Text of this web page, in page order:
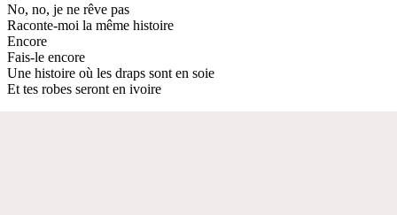
No, no, je ne rêve pas
Raconte-moi la même histoire
Encore
Fais-le encore
Une histoire où les draps sont en soie
Et tes robes seront en ivoire